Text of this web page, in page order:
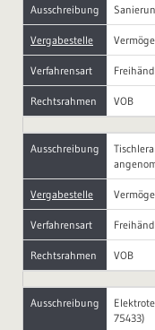
Ausschreibung
Vergabestelle
Verfahrensart
Rechtsrahmen VOB
Ausschreibung
Vergabestelle
Verfahrensart
Rechtsrahmen VOB
Ausschreibung
75433)